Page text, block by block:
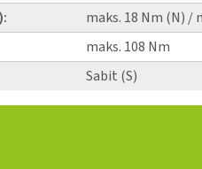
maks. 18 Nm (N) /
maks. 108 Nm
Sabit (S)